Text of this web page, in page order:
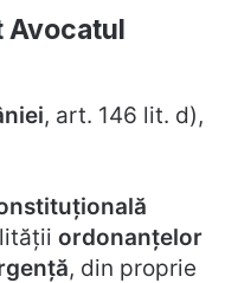
Avocatul
, art. 146 lit. d),
ordonanțelor
, din proprie